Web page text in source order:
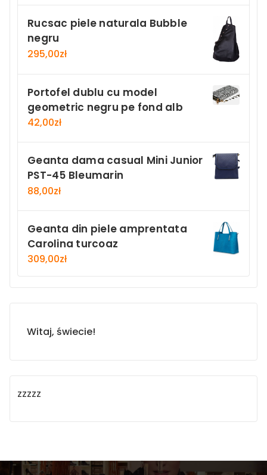
Rucsac piele naturala Bubble
negru
295,00zł
Portofel dublu cu model
geometric negru pe fond alb
42,00zł
Geanta dama casual Mini Junior
PST-45 Bleumarin
88,00zł
Geanta din piele amprentata
Carolina turcoaz
309,00zł
Witaj, świecie!
zzzzz